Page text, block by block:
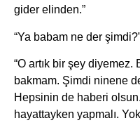
gider elinden.”
“Ya babam ne der
“O artık bir şey
bakmam. Şimdi ninene
Hepsinin de haberi
hayattayken yapmalı.